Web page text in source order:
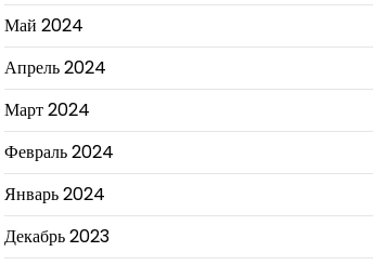
Май 2024
Апрель 2024
Март 2024
Февраль 2024
Январь 2024
Декабрь 2023